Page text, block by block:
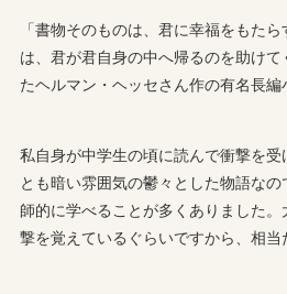
「書物そのものは、君に幸福をもた
は、君が君自身の中へ帰るのを助け
たヘルマン・ヘッセさん作の有名長編
私自身が中学生の頃に読んで衝撃を
とも暗い雰囲気の鬱々とした物語な
師的に学べることが多くありました
撃を覚えているぐらいですから、相当